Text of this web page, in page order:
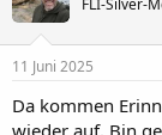
i
o
n
e
:
FLI-Silver-
11 Juni 2025
Da kommen
wieder auf. Bin